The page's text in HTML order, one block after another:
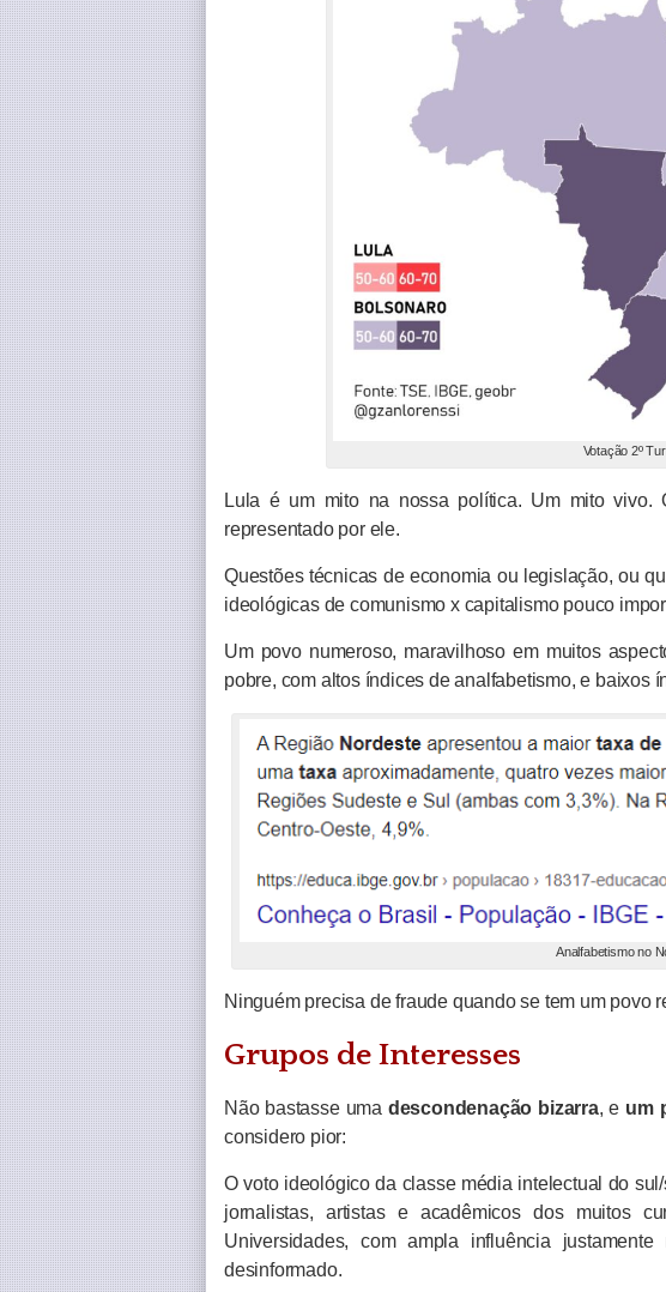
Votação 2º
Lula é um mito na nossa política. Um mito vivo.
representado por ele.
Questões técnicas de economia ou legislação, ou
ideológicas de comunismo x capitalismo pouco
Um povo numeroso, maravilhoso em muitos
pobre, com altos índices de analfabetismo, e baixos
Analfabetismo no
Ninguém precisa de fraude quando se tem um povo
Grupos de Interesses
Não bastasse uma descondenação bizarra, e um
considero pior:
O voto ideológico da classe média intelectual do
jornalistas, artistas e acadêmicos dos muitos
Universidades, com ampla influência
desinformado.